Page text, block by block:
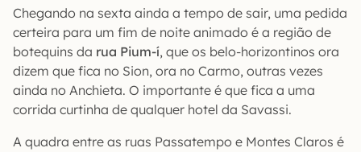
Chegando na sexta ainda a tempo de sair, uma pedida
certeira para um fim de noite animado é a região de
botequins da rua Pium-í, que os belo-horizontinos ora
dizem que fica no Sion, ora no Carmo, outras vezes
ainda no Anchieta. O importante é que fica a uma
corrida curtinha de qualquer hotel da Savassi.
A quadra entre as ruas Passatempo e Montes Claros é